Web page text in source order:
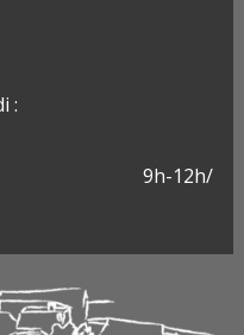
:
9h-12h/